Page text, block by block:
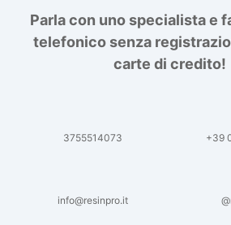
Parla con uno specialista e
telefonico senza
carte di credito!
3755514073 +39
info@resinpro.it